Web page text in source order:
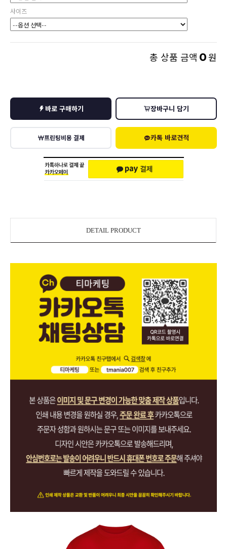
사이즈
총 상품 금액 0원
바로 구매하기 장바구니 담기
프린팅비용 결제 카톡 바로견적
DETAIL PRODUCT